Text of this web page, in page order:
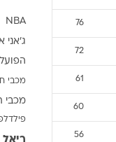
ענפים נוספים
לוח שידורים
החידה של
ארכיון מדורים
76
72
61
60
56
NBA
ג'אני
מכבי
מכבי